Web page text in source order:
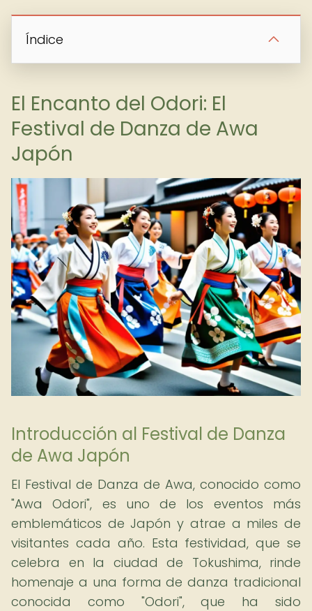
Índice
El Encanto del Odori: El
Festival de Danza de Awa
Japón
Introducción al Festival de Danza
de Awa Japón
El Festival de Danza de Awa, conocido como
"Awa Odori", es uno de los eventos más
emblemáticos de Japón y atrae a miles de
visitantes cada año. Esta festividad, que se
celebra en la ciudad de Tokushima, rinde
homenaje a una forma de danza tradicional
conocida como "Odori", que ha sido